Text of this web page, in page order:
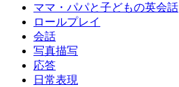
ママ・パパと子どもの英会話
ロールプレイ
会話
写真描写
応答
日常表現